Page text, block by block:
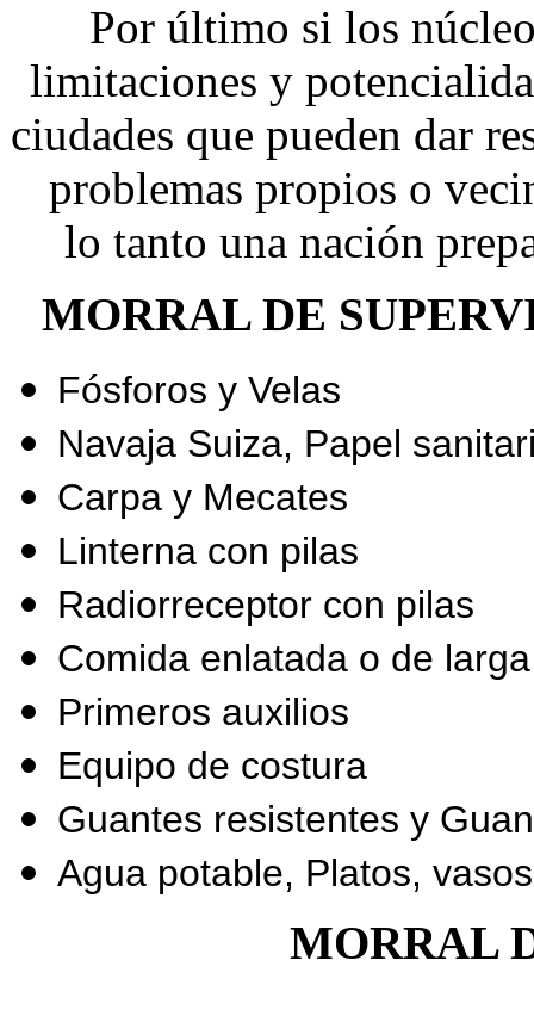
Por último si los
limitaciones y
ciudades que pueden dar
problemas propios o
lo tanto una nación
MORRAL DE
Fósforos y Velas
Navaja Suiza, Papel
Carpa y Mecates
Linterna con pilas
Radiorreceptor con pilas
Comida enlatada o de
Primeros auxilios
Equipo de costura
Guantes resistentes y
Agua potable, Platos,
MORRAL